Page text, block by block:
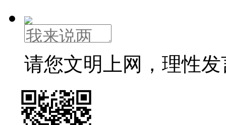
请您文明上网，理性